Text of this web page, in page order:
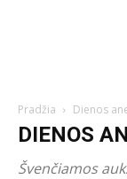
Pradžia Dienos
DIENOS
Švenčiamos